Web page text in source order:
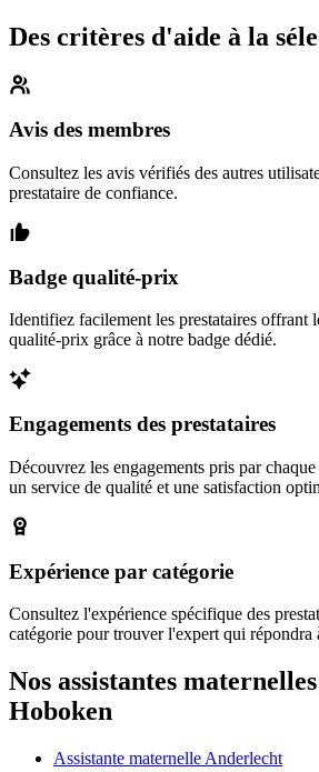
Des critères d'aide à la
Avis des membres
Consultez les avis vérifiés des autres
prestataire de confiance.
Badge qualité-prix
Identifiez facilement les prestataires offrant
qualité-prix grâce à notre badge dédié.
Engagements des prestataires
Découvrez les engagements pris par
un service de qualité et une satisfaction
Expérience par catégorie
Consultez l'expérience spécifique des
catégorie pour trouver l'expert qui répondra
Nos assistantes
Hoboken
Assistante maternelle Anderlecht